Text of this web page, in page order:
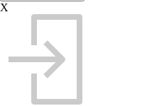
X